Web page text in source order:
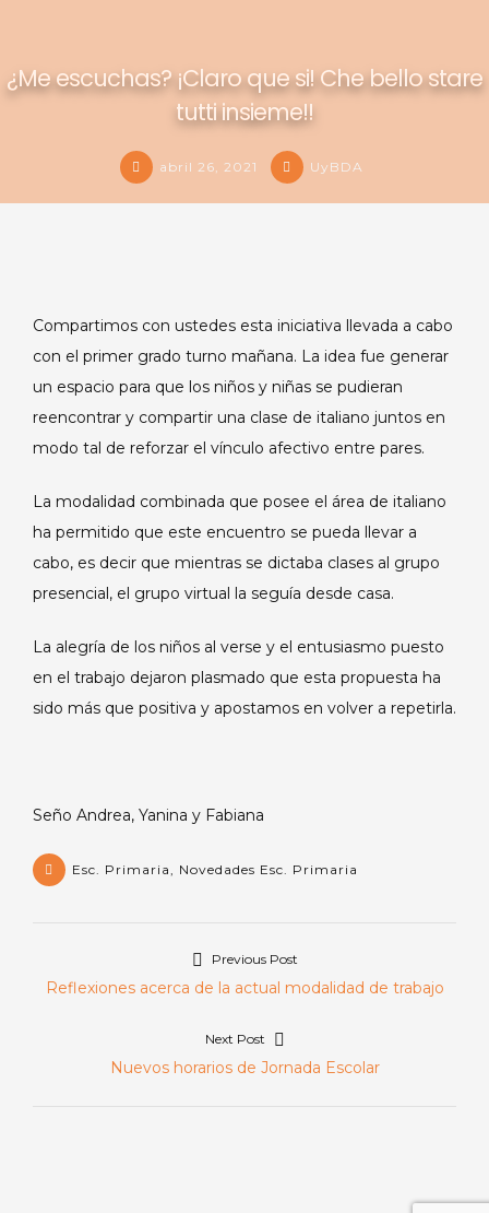
¿Me escuchas? ¡Claro que si! Che bello stare
tutti insieme!!
abril 26, 2021 UyBDA
Compartimos con ustedes esta iniciativa llevada a cabo
con el primer grado turno mañana. La idea fue generar
un espacio para que los niños y niñas se pudieran
reencontrar y compartir una clase de italiano juntos en
modo tal de reforzar el vínculo afectivo entre pares.
La modalidad combinada que posee el área de italiano
ha permitido que este encuentro se pueda llevar a
cabo, es decir que mientras se dictaba clases al grupo
presencial, el grupo virtual la seguía desde casa.
La alegría de los niños al verse y el entusiasmo puesto
en el trabajo dejaron plasmado que esta propuesta ha
sido más que positiva y apostamos en volver a repetirla.
Seño Andrea, Yanina y Fabiana
Esc. Primaria, Novedades Esc. Primaria
entradas
Previous Post
Previous
Reflexiones acerca de la actual modalidad de trabajo
Next Post
Next
Nuevos horarios de Jornada Escolar